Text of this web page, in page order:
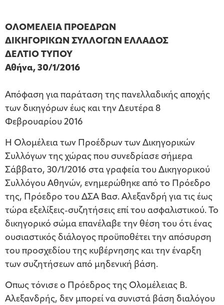
ΟΛΟΜΕΛΕΙΑ ΠΡΟΕΔΡΩΝ
ΔΙΚΗΓΟΡΙΚΩΝ ΣΥΛΛΟΓΩΝ ΕΛΛΑΔΟΣ
ΔΕΛΤΙΟ ΤΥΠΟΥ
Αθήνα, 30/1/2016
Απόφαση για παράταση της πανελλαδικής αποχής
των δικηγόρων έως και την Δευτέρα 8
Φεβρουαρίου 2016
Η Ολομέλεια των Προέδρων των Δικηγορικών
Συλλόγων της χώρας που συνεδρίασε σήμερα
Σάββατο, 30/1/2016 στα γραφεία του Δικηγορικού
Συλλόγου Αθηνών, ενημερώθηκε από το Πρόεδρο
της, Πρόεδρο του ΔΣΑ Βασ. Αλεξανδρή για τις έως
τώρα εξελίξεις-συζητήσεις επί του ασφαλιστικού. Το
δικηγορικό σώμα επανέλαβε την θέση του ότι ένας
ουσιαστικός διάλογος προϋποθέτει την απόσυρση
του προσχεδίου της κυβέρνησης και την έναρξη
των συζητήσεων από μηδενική βάση.
Οπως τόνισε ο Πρόεδρος της Ολομέλειας Β.
Αλεξανδρής, δεν μπορεί να συνιστά βάση διαλόγου